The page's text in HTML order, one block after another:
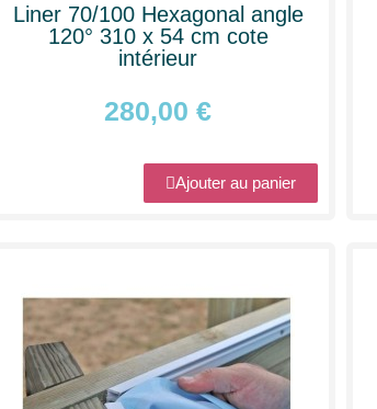
Liner 70/100 Hexagonal angle
120° 310 x 54 cm cote
intérieur
280,00 €
Ajouter au panier